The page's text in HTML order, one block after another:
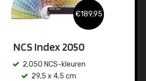
€189,95
NCS Index 2050
2.050 NCS-kleuren
29,5 x 4,5 cm